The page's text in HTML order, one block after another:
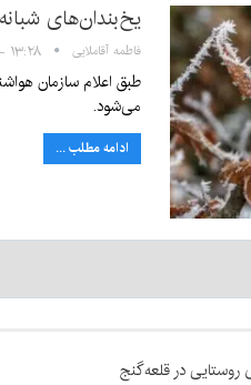
یخ‌بندان‌های
فاطمه آقاملایی ۱۳:۲۸ - ۱۷ آبان ۱۴۰۴
طبق اعلام سازمان
می‌شود.
ادامه مطلب ...